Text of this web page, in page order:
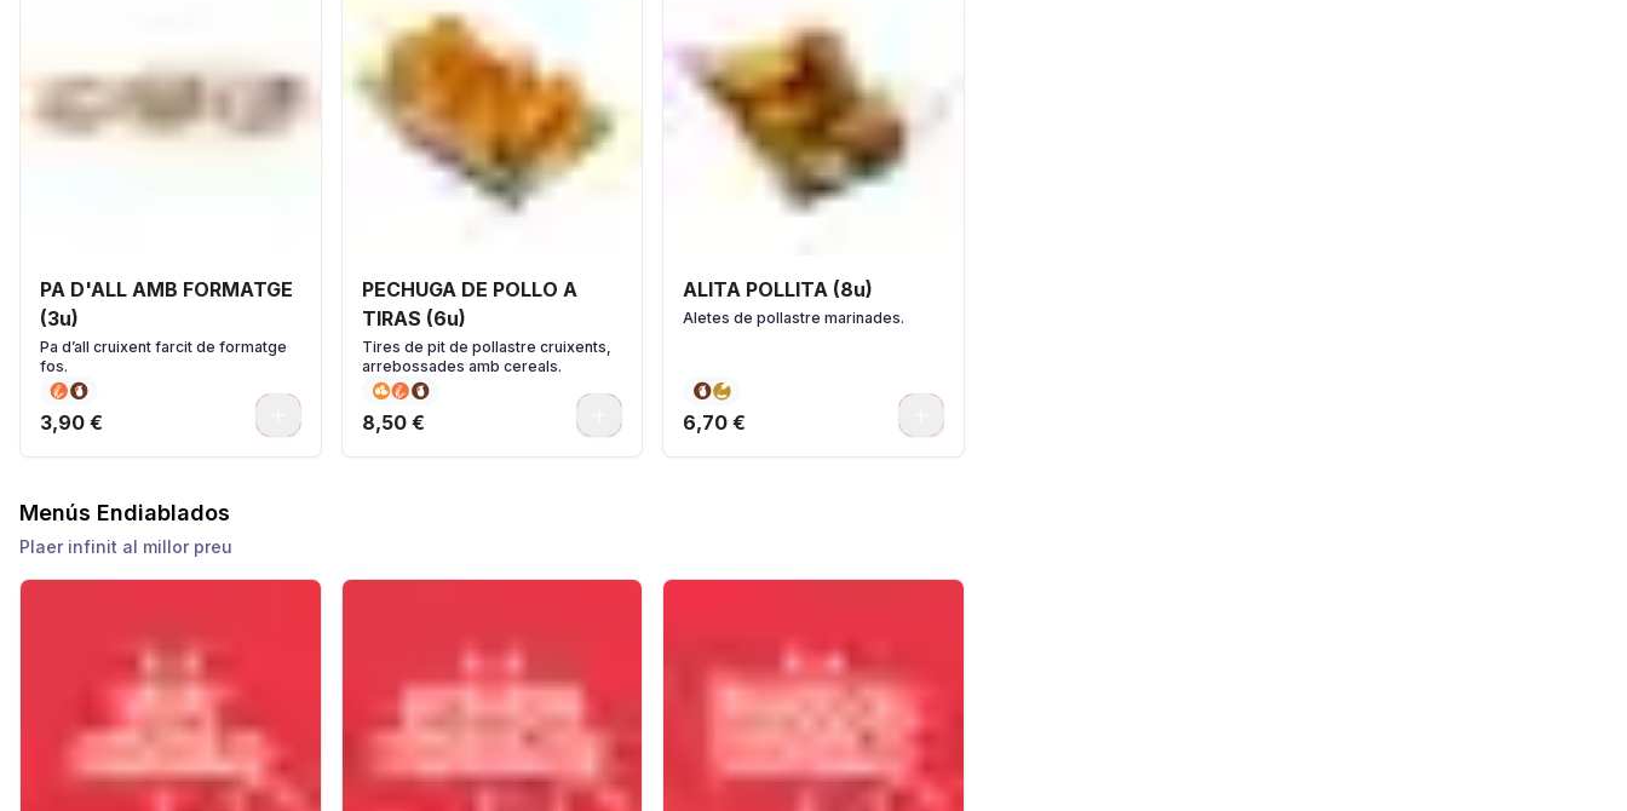
PA D'ALL AMB FORMATGE
(3u)
Pa d’all cruixent farcit de formatge
fos.
3,90 €
PECHUGA DE POLLO A
TIRAS (6u)
Tires de pit de pollastre cruixents,
arrebossades amb cereals.
8,50 €
ALITA POLLITA (8u)
Aletes de pollastre marinades.
6,70 €
Menús Endiablados
Plaer infinit al millor preu